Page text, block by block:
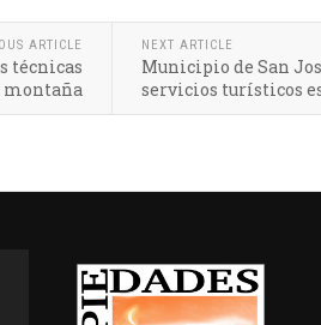
ARTICLE
técnicas
montaña
NEXT ARTICLE
Municipio de San
servicios turísticos